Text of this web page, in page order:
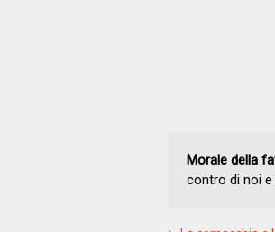
Morale della
contro di noi e